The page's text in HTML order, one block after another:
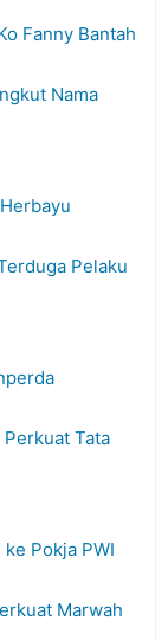
Fanny Bantah
Nama
Pelaku
Tata
Pokja PWI
Marwah